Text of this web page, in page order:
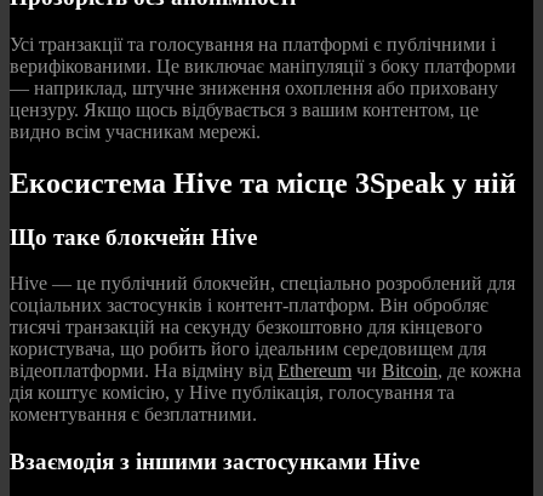
Усі транзакції та голосування на платформі є публічними і
верифікованими. Це виключає маніпуляції з боку платформи
— наприклад, штучне зниження охоплення або приховану
цензуру. Якщо щось відбувається з вашим контентом, це
видно всім учасникам мережі.
Екосистема Hive та місце 3Speak у ній
Що таке блокчейн Hive
Hive — це публічний блокчейн, спеціально розроблений для
соціальних застосунків і контент-платформ. Він обробляє
тисячі транзакцій на секунду безкоштовно для кінцевого
користувача, що робить його ідеальним середовищем для
відеоплатформи. На відміну від Ethereum чи Bitcoin, де кожна
дія коштує комісію, у Hive публікація, голосування та
коментування є безплатними.
Взаємодія з іншими застосунками Hive